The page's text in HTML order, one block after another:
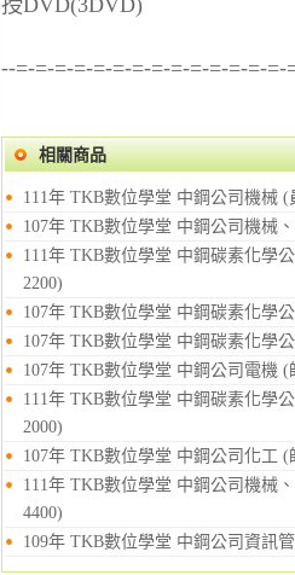
授DVD(3DVD)
--=-=-=-=-=-=-=-=-=-=-=-=-=-
相關商品
111年 TKB數位學堂 中鋼公司機械
107年 TKB數位學堂 中鋼公司機械
111年 TKB數位學堂 中鋼碳素化學
2200)
107年 TKB數位學堂 中鋼碳素化學
107年 TKB數位學堂 中鋼碳素化學
107年 TKB數位學堂 中鋼公司電機
111年 TKB數位學堂 中鋼碳素化學
2000)
107年 TKB數位學堂 中鋼公司化工
111年 TKB數位學堂 中鋼公司機械
4400)
109年 TKB數位學堂 中鋼公司資訊